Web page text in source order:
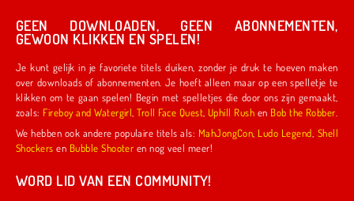
GEEN DOWNLOADEN, GEEN ABONNEMENTEN,
GEWOON KLIKKEN EN SPELEN!
Je kunt gelijk in je favoriete titels duiken, zonder je druk te hoeven maken
over downloads of abonnementen. Je hoeft alleen maar op een spelletje te
klikken om te gaan spelen! Begin met spelletjes die door ons zijn gemaakt,
zoals:
Fireboy and Watergirl ,Troll Face Quest Uphill Rush en Bob the Robber
We hebben ook andere populaire titels als: MahJongCon Ludo Legend Shell
Shockers en Bubble Shooter en nog veel meer!
WORD LID VAN EEN COMMUNITY!